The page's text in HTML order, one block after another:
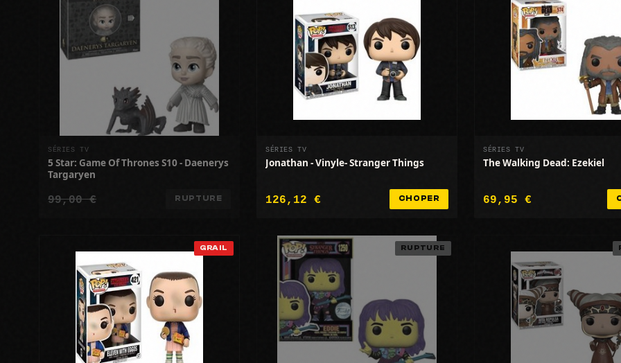
SÉRIES TV
5 Star: Game Of Thrones S10 - Daenerys
Targaryen
99,00 € RUPTURE
SÉRIES TV
Jonathan - Vinyle- Stranger Things
126,12 € CHOPER
SÉRIES TV
The Walking Dead: Ezekiel
69,95 €
GRAIL RUPTURE